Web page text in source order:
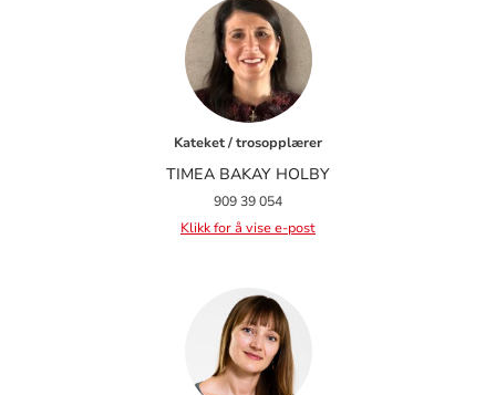
Kateket / trosopplærer
TIMEA BAKAY HOLBY
909 39 054
Klikk for å vise e-post